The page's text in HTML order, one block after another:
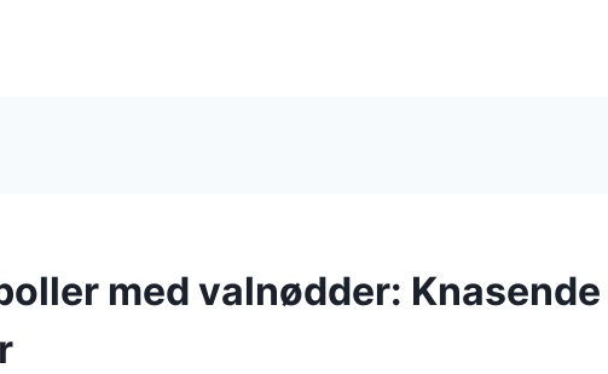
med valnødder: Knasende